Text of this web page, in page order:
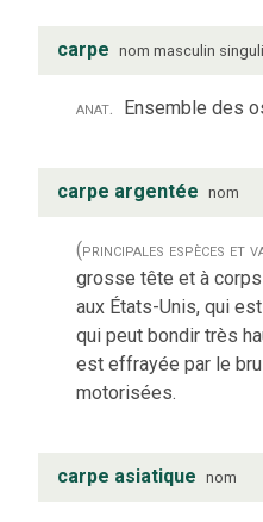
carpe nom masculin
anat. Ensemble des
carpe argentée nom
(principales espèces et
grosse tête et à
aux États-Unis, qui
qui peut bondir très
est effrayée par le
motorisées.
carpe asiatique nom